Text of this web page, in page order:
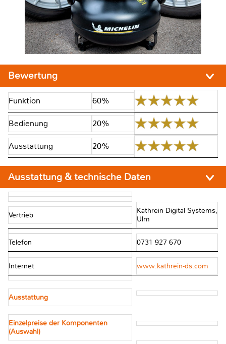
Bewertung
Funktion 60%
Bedienung 20%
Ausstattung 20%
Ausstattung & technische Daten
Vertrieb
Kathrein Digital Systems,
Ulm
Telefon 0731 927 670
Internet www.kathrein-ds.com
Ausstattung
Einzelpreise der Komponenten
(Auswahl)